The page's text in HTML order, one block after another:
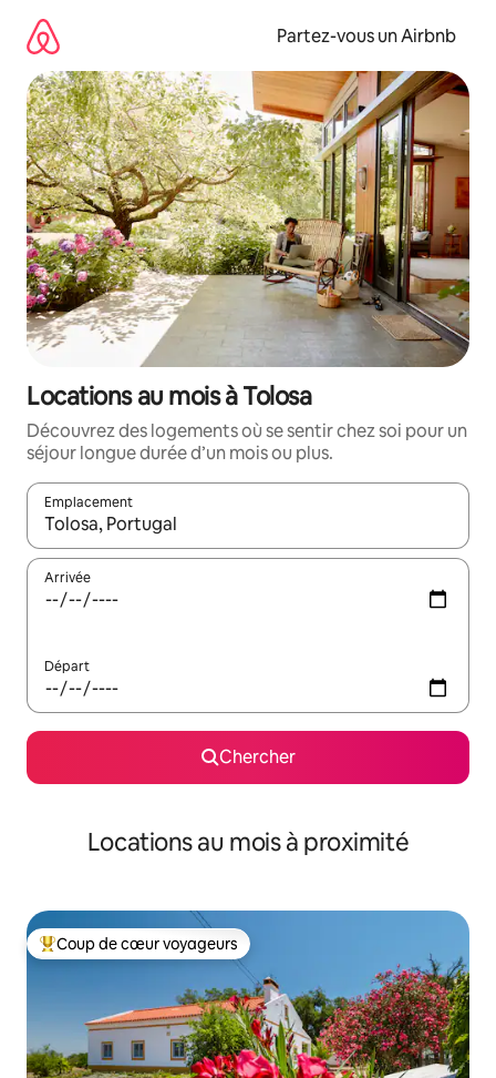
directement
contenu
Partez-vous un Airbnb
Locations au mois à Tolosa
Découvrez des logements où se sentir chez soi pour un
séjour longue durée d’un mois ou plus.
Emplacement
Quand les résultats sont affichés, parcourez-les en utilisant
Arrivée
Départ
Chercher
Locations au mois à proximité
Coup de cœur voyageurs parmi les plus aimés
Coup de cœur voyageurs